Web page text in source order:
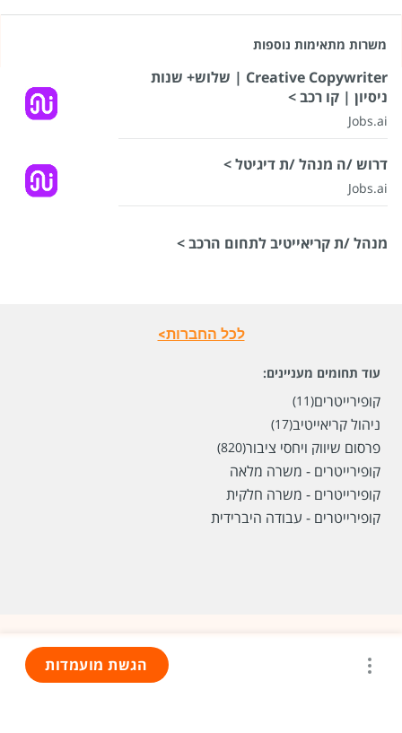
משרות מתאימות נוספות
Creative Copywriter | שלוש+ שנות
ניסיון | קו רכב >
Jobs.ai
דרוש /ה מנהל /ת דיגיטל >
Jobs.ai
מנהל /ת קריאייטיב לתחום הרכב >
לכל החברות>
עוד תחומים מעניינים:
קופירייטרים(11)
ניהול קריאייטיב(17)
פרסום שיווק ויחסי ציבור(820)
קופירייטרים - משרה מלאה
קופירייטרים - משרה חלקית
קופירייטרים - עבודה היברידית
הגשת מועמדות